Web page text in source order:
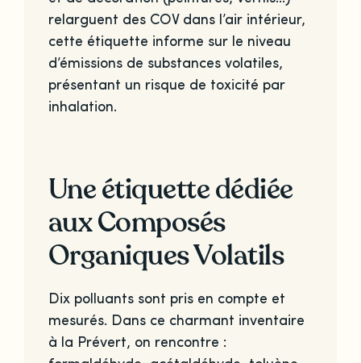
relarguent des COV dans l’air intérieur,
cette étiquette informe sur le niveau
d’émissions de substances volatiles,
présentant un risque de toxicité par
inhalation.
Une étiquette dédiée
aux Composés
Organiques Volatils
Dix polluants sont pris en compte et
mesurés. Dans ce charmant inventaire
à la Prévert, on rencontre :